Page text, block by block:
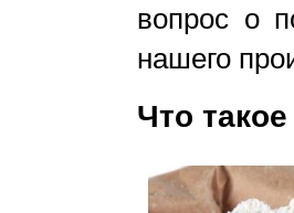
вопрос о
нашего
Что